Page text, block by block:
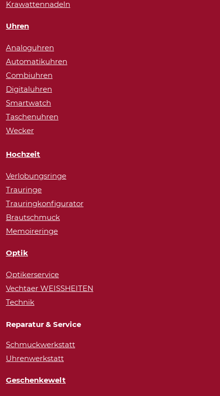
Krawattennadeln
Uhren
Analoguhren
Automatikuhren
Combiuhren
Digitaluhren
Smartwatch
Taschenuhren
Wecker
Hochzeit
Verlobungsringe
Trauringe
Trauringkonfigurator
Brautschmuck
Memoireringe
Optik
Optikerservice
Vechtaer WEISSHEITEN
Technik
Reparatur & Service
Schmuckwerkstatt
Uhrenwerkstatt
Geschenkewelt